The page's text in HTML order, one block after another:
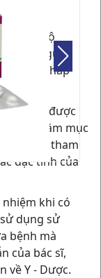
trình độ
có người
của pháp
ưu đãi được
nhằm mục
viên tham
đặc tính của
khi có
dụng sử
bệnh mà
của bác sĩ,
về Y - Dược.